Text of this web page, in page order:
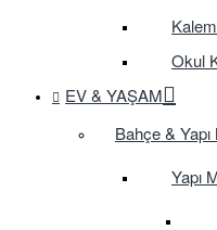
Okul
EV & YAŞAM
Bahçe &
Yapı